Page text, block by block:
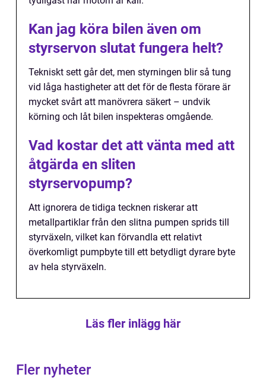
Kan jag köra bilen även om
styrservon slutat fungera helt?
Tekniskt sett går det, men styrningen blir så tung
vid låga hastigheter att det för de flesta förare är
mycket svårt att manövrera säkert – undvik
körning och låt bilen inspekteras omgående.
Vad kostar det att vänta med att
åtgärda en sliten
styrservopump?
Att ignorera de tidiga tecknen riskerar att
metallpartiklar från den slitna pumpen sprids till
styrväxeln, vilket kan förvandla ett relativt
överkomligt pumpbyte till ett betydligt dyrare byte
av hela styrväxeln.
Läs fler inlägg här
Fler nyheter